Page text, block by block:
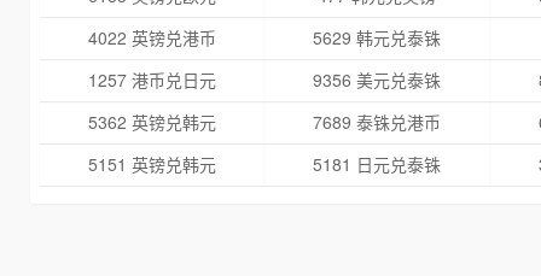
4022 英镑兑港币
5629 韩元兑泰铢
1257 港币兑日元
9356 美元兑泰铢
5362 英镑兑韩元
7689 泰铢兑港币
5151 英镑兑韩元
5181 日元兑泰铢